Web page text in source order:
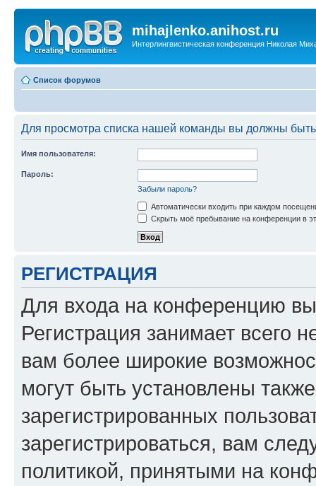
mihajlenko.anihost.ru
Интерлингвистическая конференция Николая
Список форумов
Для просмотра списка нашей команды вы должны
Имя пользователя:
Пароль:
Забыли пароль?
Автоматически входить при каждом
Скрыть моё пребывание на конференции в
РЕГИСТРАЦИЯ
Для входа на конференцию
Регистрация занимает всего
вам более широкие
могут быть установлены
зарегистрированных
зарегистрироваться, вам
политикой, принятыми на